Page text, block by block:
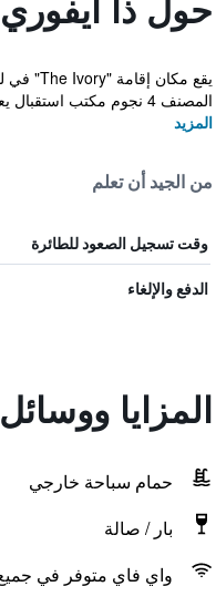
المصنف 4 نجوم مكتب استقبال يعمل على مدار الساعة، وخدمة ...
المزيد
من الجيد أن تعلم
وقت تسجيل الصعود للطائرة
الدفع والإلغاء
المزايا
حمام سباحة خارجي
بار / صالة
واي فاي متوفر في